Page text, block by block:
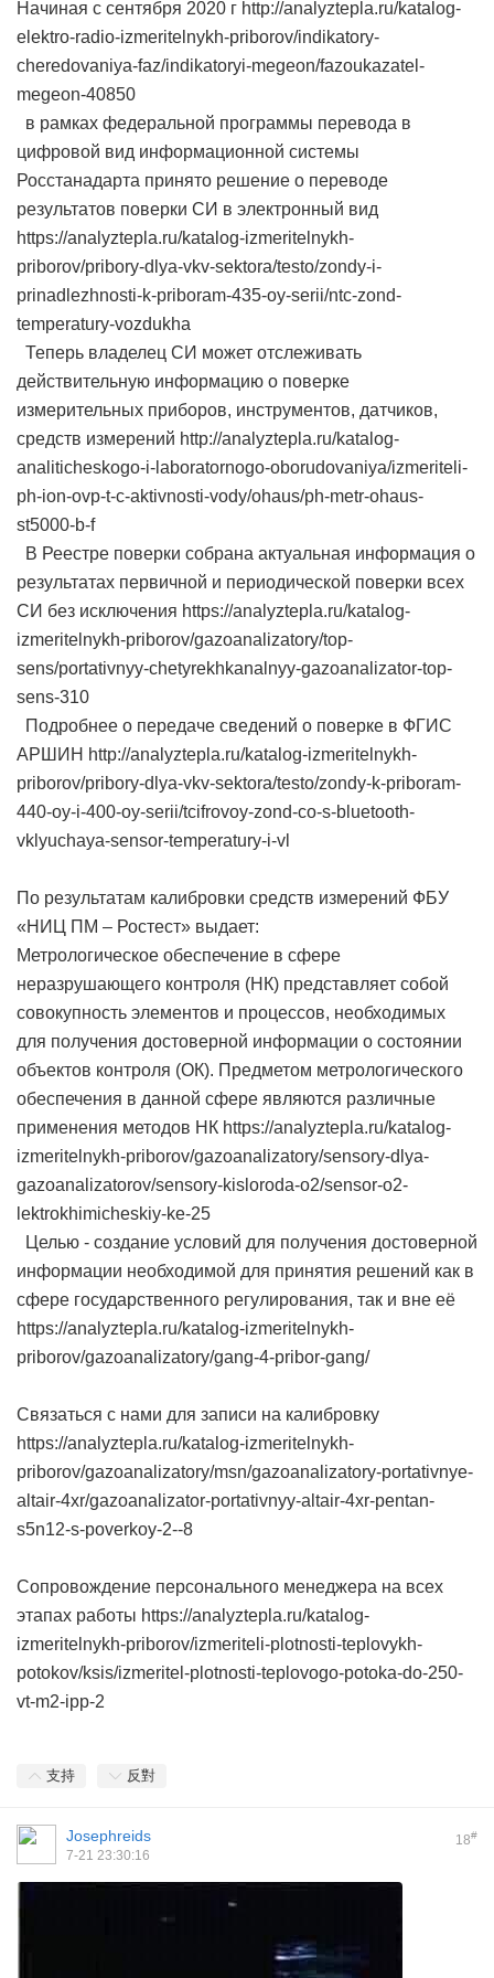
Начиная с сентября 2020 г http://analyztepla.ru/katalog-
elektro-radio-izmeritelnykh-priborov/indikatory-
cheredovaniya-faz/indikatoryi-megeon/fazoukazatel-
megeon-40850
в рамках федеральной программы перевода в
цифровой вид информационной системы
Росстанадарта принято решение о переводе
результатов поверки СИ в электронный вид
https://analyztepla.ru/katalog-izmeritelnykh-
priborov/pribory-dlya-vkv-sektora/testo/zondy-i-
prinadlezhnosti-k-priboram-435-oy-serii/ntc-zond-
temperatury-vozdukha
Теперь владелец СИ может отслеживать
действительную информацию о поверке
измерительных приборов, инструментов, датчиков,
средств измерений http://analyztepla.ru/katalog-
analiticheskogo-i-laboratornogo-oborudovaniya/izmeriteli-
ph-ion-ovp-t-c-aktivnosti-vody/ohaus/ph-metr-ohaus-
st5000-b-f
В Реестре поверки собрана актуальная информация о
результатах первичной и периодической поверки всех
СИ без исключения https://analyztepla.ru/katalog-
izmeritelnykh-priborov/gazoanalizatory/top-
sens/portativnyy-chetyrekhkanalnyy-gazoanalizator-top-
sens-310
Подробнее о передаче сведений о поверке в ФГИС
АРШИН http://analyztepla.ru/katalog-izmeritelnykh-
priborov/pribory-dlya-vkv-sektora/testo/zondy-k-priboram-
440-oy-i-400-oy-serii/tcifrovoy-zond-co-s-bluetooth-
vklyuchaya-sensor-temperatury-i-vl
По результатам калибровки средств измерений ФБУ
«НИЦ ПМ – Ростест» выдает:
Метрологическое обеспечение в сфере
неразрушающего контроля (НК) представляет собой
совокупность элементов и процессов, необходимых
для получения достоверной информации о состоянии
объектов контроля (ОК). Предметом метрологического
обеспечения в данной сфере являются различные
применения методов НК https://analyztepla.ru/katalog-
izmeritelnykh-priborov/gazoanalizatory/sensory-dlya-
gazoanalizatorov/sensory-kisloroda-o2/sensor-o2-
lektrokhimicheskiy-ke-25
Целью - создание условий для получения достоверной
информации необходимой для принятия решений как в
сфере государственного регулирования, так и вне её
https://analyztepla.ru/katalog-izmeritelnykh-
priborov/gazoanalizatory/gang-4-pribor-gang/
Связаться с нами для записи на калибровку
https://analyztepla.ru/katalog-izmeritelnykh-
priborov/gazoanalizatory/msn/gazoanalizatory-portativnye-
altair-4xr/gazoanalizator-portativnyy-altair-4xr-pentan-
s5n12-s-poverkoy-2--8
Сопровождение персонального менеджера на всех
этапах работы https://analyztepla.ru/katalog-
izmeritelnykh-priborov/izmeriteli-plotnosti-teplovykh-
potokov/ksis/izmeritel-plotnosti-teplovogo-potoka-do-250-
vt-m2-ipp-2
支持 反對
18#
Josephreids
7-21 23:30:16